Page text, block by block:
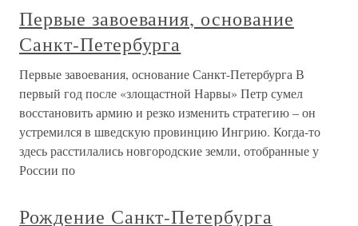
Первые завоевания, основание
Санкт-Петербурга
Первые завоевания, основание Санкт-Петербурга В
первый год после «злощастной Нарвы» Петр сумел
восстановить армию и резко изменить стратегию – он
устремился в шведскую провинцию Ингрию. Когда-то
здесь расстилались новгородские земли, отобранные у
России по
Рождение Санкт-Петербурга